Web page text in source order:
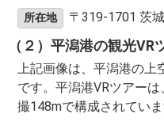
所在地 〒319-1701 茨
（２）平潟港の観光VR
上記画像は、平潟港の上
です。平潟港VRツアー
撮148mで構成されていま